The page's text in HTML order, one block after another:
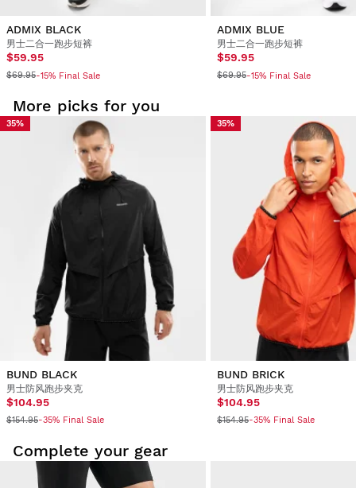
ADMIX BLACK
男士二合一跑步短裤
$59.95
$69.95-15% Final Sale
ADMIX BLUE
男士二合一跑步短裤
$59.95
$69.95-15% Final Sale
More picks for you
35%
BUND BLACK
男士防风跑步夹克
$104.95
$154.95-35% Final Sale
35%
BUND BRICK
男士防风跑步夹克
$104.95
$154.95-35% Final Sale
Complete your gear